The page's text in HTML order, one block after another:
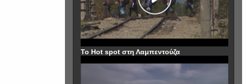
To Hot spot στη Λαμπεντούζα